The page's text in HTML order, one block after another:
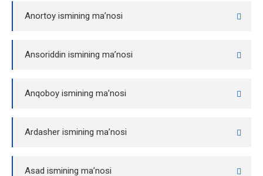
Anortoy ismining ma’nosi
Ansoriddin ismining ma’nosi
Anqoboy ismining ma’nosi
Ardasher ismining ma’nosi
Asad ismining ma’nosi